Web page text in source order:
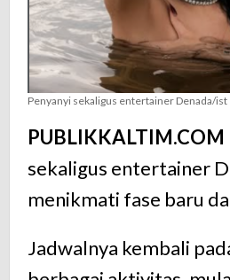
Penyanyi sekaligus entertainer Denada/ist
PUBLIKKALTIM.COM
sekaligus entertainer
menikmati fase baru
Jadwalnya kembali